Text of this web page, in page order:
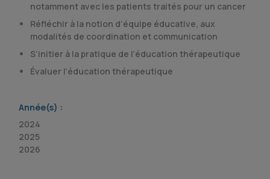
notamment avec les patients traités pour un cancer
Réfléchir à la notion d’équipe éducative, aux
modalités de coordination et communication
S’initier à la pratique de l’éducation thérapeutique
Évaluer l’éducation thérapeutique
Année(s) :
2024
2025
2026